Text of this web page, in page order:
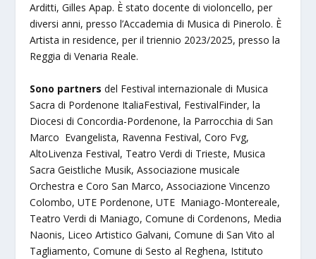
Arditti, Gilles Apap. È stato docente di violoncello, per
diversi anni, presso l’Accademia di Musica di Pinerolo. È
Artista in residence, per il triennio 2023/2025, presso la
Reggia di Venaria Reale.
Sono partners del Festival internazionale di Musica
Sacra di Pordenone ItaliaFestival, FestivalFinder, la
Diocesi di Concordia-Pordenone, la Parrocchia di San
Marco Evangelista, Ravenna Festival, Coro Fvg,
AltoLivenza Festival, Teatro Verdi di Trieste, Musica
Sacra Geistliche Musik, Associazione musicale
Orchestra e Coro San Marco, Associazione Vincenzo
Colombo, UTE Pordenone, UTE Maniago-Montereale,
Teatro Verdi di Maniago, Comune di Cordenons, Media
Naonis, Liceo Artistico Galvani, Comune di San Vito al
Tagliamento, Comune di Sesto al Reghena, Istituto